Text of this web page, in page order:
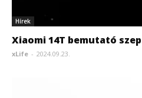
Hírek
Xiaomi 14T bemutató
xLife - 2024.09.23.